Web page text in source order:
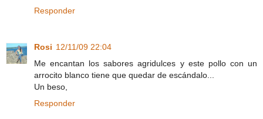
Responder
Rosi 12/11/09 22:04
Me encantan los sabores agridulces y este pollo con un
arrocito blanco tiene que quedar de escándalo...
Un beso,
Responder